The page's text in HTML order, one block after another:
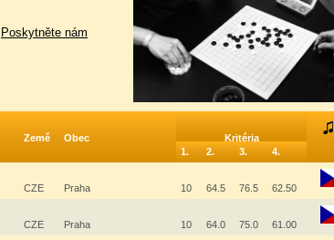
Poskytněte nám
Země Obec
Kritéria
1.
2. 3. 4.
CZE Praha 10 64.5 76.5 62.50
CZE Praha 10 64.0 75.0 61.00